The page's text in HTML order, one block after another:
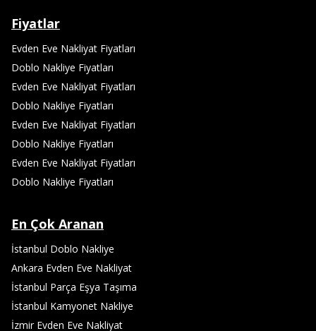
Fiyatlar
Evden Eve Nakliyat Fiyatları
Doblo Nakliye Fiyatları
Evden Eve Nakliyat Fiyatları
Doblo Nakliye Fiyatları
Evden Eve Nakliyat Fiyatları
Doblo Nakliye Fiyatları
Evden Eve Nakliyat Fiyatları
Doblo Nakliye Fiyatları
En Çok Aranan
İstanbul Doblo Nakliye
Ankara Evden Eve Nakliyat
İstanbul Parça Eşya Taşıma
İstanbul Kamyonet Nakliye
İzmir Evden Eve Nakliyat